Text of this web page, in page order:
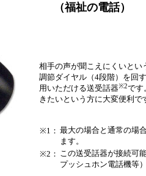
（福祉の電話）
相手の声が聞こえにくいと
調節ダイヤル（4段階）を回
用いただける送受話器※2です
きたいという方に大変便利で
※1： 最大の場合と通常の場
ます。
※2： この送受話器が接続可
プッシュホン電話機等